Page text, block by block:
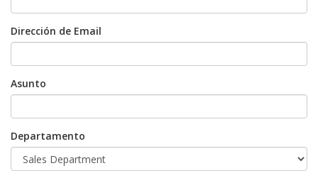
Dirección de Email
Asunto
Departamento